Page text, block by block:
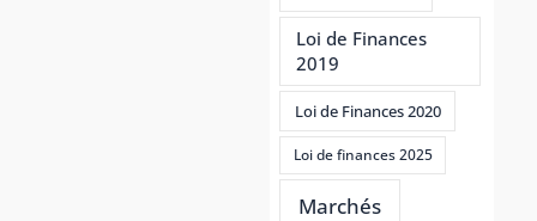
Loi de Finances
2019
Loi de Finances 2020
Loi de finances 2025
Marchés